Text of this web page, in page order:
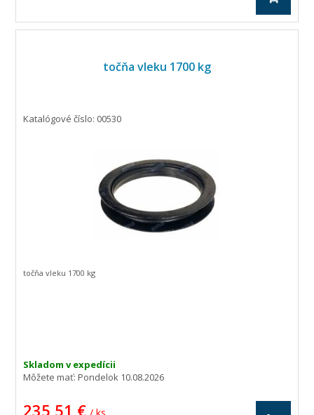
točňa vleku 1700 kg
Katalógové číslo: 00530
Skladom v expedícii
Môžete mať:Pondelok 10.08.2026
235,51 €
točňa vleku 1700 kg